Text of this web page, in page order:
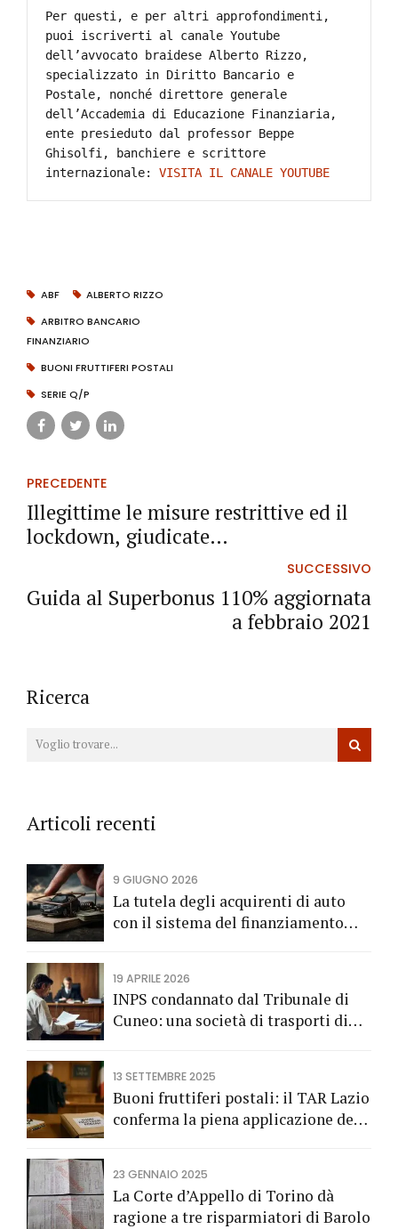
Per questi, e per altri approfondimenti,
puoi iscriverti al canale Youtube
dell’avvocato braidese Alberto Rizzo,
specializzato in Diritto Bancario e
Postale, nonché direttore generale
dell’Accademia di Educazione Finanziaria,
ente presieduto dal professor Beppe
Ghisolfi, banchiere e scrittore
internazionale: VISITA IL CANALE YOUTUBE
ABF
ALBERTO RIZZO
ARBITRO BANCARIO
FINANZIARIO
BUONI FRUTTIFERI POSTALI
SERIE Q/P
PRECEDENTE
Illegittime le misure restrittive ed il
lockdown, giudicate
SUCCESSIVO
Guida al Superbonus 110% aggiornata
a febbraio 2021
Ricerca
Articoli recenti
9 GIUGNO 2026
La tutela degli acquirenti di auto
con il sistema del finanziamento
19 APRILE 2026
INPS condannato dal Tribunale di
Cuneo: una società di trasporti di
13 SETTEMBRE 2025
Buoni fruttiferi postali: il TAR Lazio
conferma la piena applicazione del
fruttiferi postali.
23 GENNAIO 2025
La Corte d’Appello di Torino dà
ragione a tre risparmiatori di Barolo